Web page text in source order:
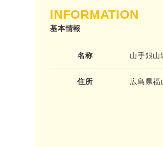
INFORMATION
基本情報
名称 山手銀山
住所 広島県福